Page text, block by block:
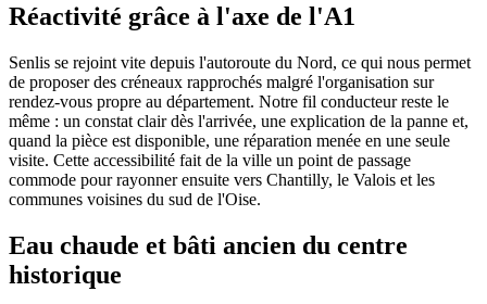
Réactivité grâce à l'axe de l'A1
Senlis se rejoint vite depuis l'autoroute du Nord, ce qui nous permet
de proposer des créneaux rapprochés malgré l'organisation sur
rendez-vous propre au département. Notre fil conducteur reste le
même : un constat clair dès l'arrivée, une explication de la panne et,
quand la pièce est disponible, une réparation menée en une seule
visite. Cette accessibilité fait de la ville un point de passage
commode pour rayonner ensuite vers Chantilly, le Valois et les
communes voisines du sud de l'Oise.
Eau chaude et bâti ancien du centre
historique